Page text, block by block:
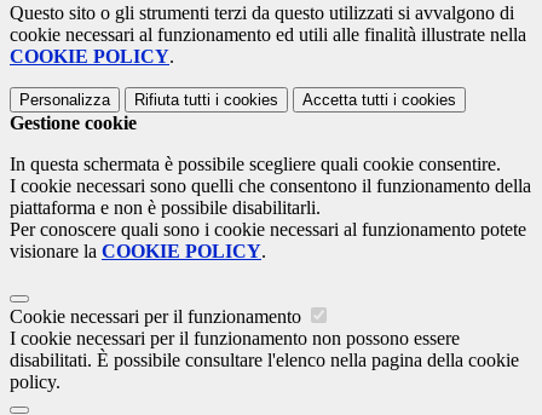
Questo sito o gli strumenti terzi da questo utilizzati si avvalgono di
cookie necessari al funzionamento ed utili alle finalità illustrate nella
COOKIE POLICY.
Personalizza Rifiuta tutti i cookies Accetta tutti i cookies
Gestione cookie
In questa schermata è possibile scegliere quali cookie consentire.
I cookie necessari sono quelli che consentono il funzionamento della
piattaforma e non è possibile disabilitarli.
Per conoscere quali sono i cookie necessari al funzionamento potete
visionare la COOKIE POLICY.
Cookie necessari per il funzionamento
I cookie necessari per il funzionamento non possono essere
disabilitati. È possibile consultare l'elenco nella pagina della cookie
policy.